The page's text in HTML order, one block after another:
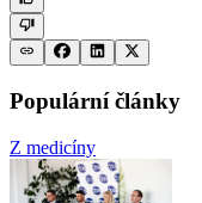
Populární články
Z medicíny